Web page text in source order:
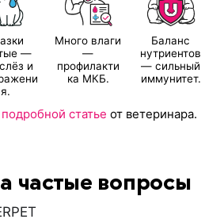
—
и
я.
Много влаги
—
профилакти
ка МКБ.
Баланс
нутриентов
— сильный
иммунитет.
подробной статье от ветеринара.
частые вопросы